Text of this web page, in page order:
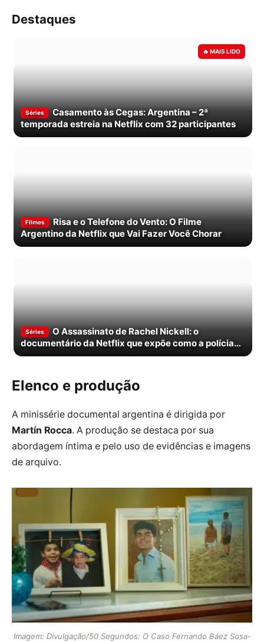
Destaques
Séries
Casamento às Cegas: Argentina – 2ª
temporada estreia na Netflix com 32 participantes
Filmes
Risa e o Telefone do Vento: O Filme
Argentino da Netflix que Vai Fazer Você Chorar
Séries
O Assassinato de Rachel Nickell: o
documentário da Netflix que expõe como a polícia
perseguiu o homem errado por anos
Elenco e produção
A minissérie documental argentina é dirigida por
Martín Rocca. A produção se destaca por sua
abordagem íntima e pelo uso de evidências e imagens
de arquivo.
Imagem: Divulgação/50 Segundos: O Caso Fernando Báez Sosa-